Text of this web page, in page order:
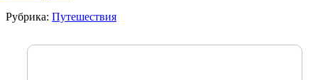
Рубрика: Путешествия